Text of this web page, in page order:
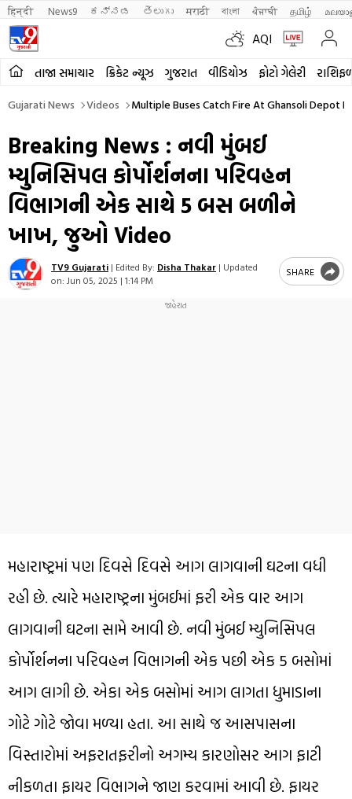
हिन्दी News9 ಕನ್ನಡ తెలుగు मराठी বাংলা ਪੰਜਾਬੀ தமிழ்
AQI
તાજા સમાચાર ક્રિકેટ ન્યૂઝ ગુજરાત વીડિયોઝ ફોટો ગેલેરી
Gujarati News Videos Multiple Buses Catch Fire At Ghansoli Depot
Breaking News : નવી મુંબઈ
મ્યુનિસિપલ કોર્પોર્શનના પરિવહન
વિભાગની એક સાથે 5 બસ બળીને
ખાખ, જુઓ Video
TV9 Gujarati | Edited By: Disha Thakar | Updated
on: Jun 05, 2025 | 1:14 PM
SHARE
મહારાષ્ટ્રમાં પણ દિવસે દિવસે આગ લાગવાની ઘટના વધી
રહી છે. ત્યારે મહારાષ્ટ્રના મુંબઈમાં ફરી એક વાર આગ
લાગવાની ઘટના સામે આવી છે. નવી મુંબઈ મ્યુનિસિપલ
કોર્પોર્શનના પરિવહન વિભાગની એક પછી એક 5 બસોમાં
આગ લાગી છે. એકા એક બસોમાં આગ લાગતા ધુમાડાના
ગોટે ગોટે જોવા મળ્યા હતા. આ સાથે જ આસપાસના
વિસ્તારોમાં અફરાતફરીનો અગમ્ય કારણોસર આગ ફાટી
નીકળતા ફાયર વિભાગને જાણ કરવામાં આવી છે. ફાયર